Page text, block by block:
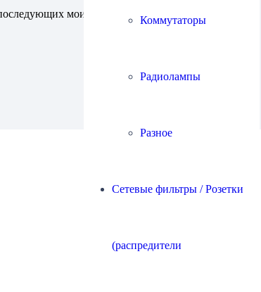
Коммутаторы
Радиолампы
Разное
Сетевые фильтры / Розетки
(распредители
моих комментариев.